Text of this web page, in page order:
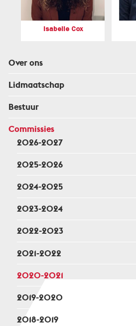
Over ons
Lidmaatschap
Bestuur
Commissies
2026-2027
2025-2026
2024-2025
2023-2024
2022-2023
2021-2022
2020-2021
2019-2020
2018-2019
Isabelle Cox